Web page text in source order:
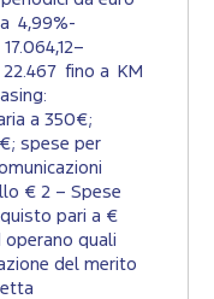
a 4,99%-
fino a KM
a 350€;
spese per
€ 2 – Spese
pari a €
operano quali
del merito